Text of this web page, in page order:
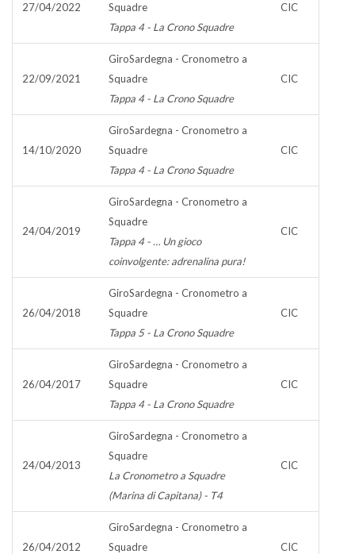
27/04/2022
Squadre
Tappa 4 - La Crono Squadre
CIC
22/09/2021
GiroSardegna - Cronometro a
Squadre
Tappa 4 - La Crono Squadre
CIC
14/10/2020
GiroSardegna - Cronometro a
Squadre
Tappa 4 - La Crono Squadre
CIC
24/04/2019
GiroSardegna - Cronometro a
Squadre
Tappa 4 - … Un gioco
coinvolgente: adrenalina pura!
CIC
26/04/2018
GiroSardegna - Cronometro a
Squadre
Tappa 5 - La Crono Squadre
CIC
26/04/2017
GiroSardegna - Cronometro a
Squadre
Tappa 4 - La Crono Squadre
CIC
24/04/2013
GiroSardegna - Cronometro a
Squadre
La Cronometro a Squadre
(Marina di Capitana) - T4
CIC
26/04/2012
GiroSardegna - Cronometro a
Squadre
CIC